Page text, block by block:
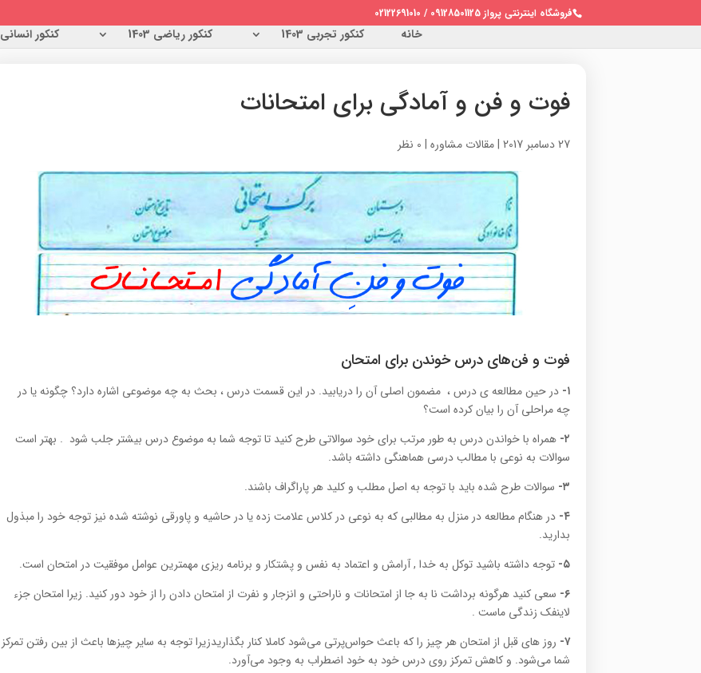
فروشگاه اینترنتی پرواز 09128501125 / 02122691010
خانه کنکور تجربی 1403 کنکور ریاضی 1403 کنکور انسانی 1403
فوت و فن و آمادگی برای امتحانات
27 دسامبر 2017 |مقالات مشاوره | 0 نظر
فوت و فن‌های درس خوندن برای امتحان
۱- در حین مطالعه ی درس ، مضمون اصلی آن را دریابید. در این قسمت درس ، بحث به چه موضوعی اشاره دارد؟ چگونه یا در
چه مراحلی آن را بیان کرده است؟
۲- همراه با خواندن درس به طور مرتب برای خود سوالاتی طرح کنید تا توجه شما به موضوع درس بیشتر جلب شود . بهتر است
سوالات به نوعی با مطالب درسی هماهنگی داشته باشد.
۳- سوالات طرح شده باید با توجه به اصل مطلب و کلید هر پاراگراف باشند.
۴- در هنگام مطالعه در منزل به مطالبی که به نوعی در کلاس علامت زده یا در حاشیه و پاورقی نوشته شده نیز توجه خود را مبذول
بدارید.
۵- توجه داشته باشید توکل به خدا , آرامش و اعتماد به نفس و پشتکار و برنامه ریزی مهمترین عوامل موفقیت در امتحان است.
۶- سعی کنید هرگونه برداشت نا به جا از امتحانات و ناراحتی و انزجار و نفرت از امتحان دادن را از خود دور کنید. زیرا امتحان جزء
لاینفک زندگی ماست .
۷- روز های قبل از امتحان هر چیز را که باعث حواس‌پرتی می‌شود کاملا کنار بگذاریدزیرا توجه به سایر چیزها باعث از بین رفتن تمرکز
شما می‌شود. و کاهش تمرکز روی درس خود به خود اضطراب به وجود می‌آورد.